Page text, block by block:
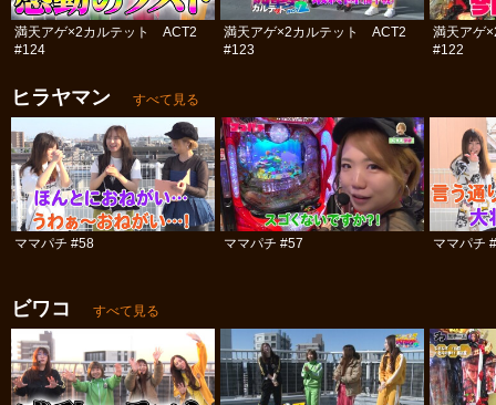
満天アゲ×2カルテット ACT2
#124
満天アゲ×2カルテット ACT2
#123
満天アゲ
#122
ヒラヤマン すべて見る
ママパチ #58 ママパチ #57 ママパチ
ビワコ すべて見る